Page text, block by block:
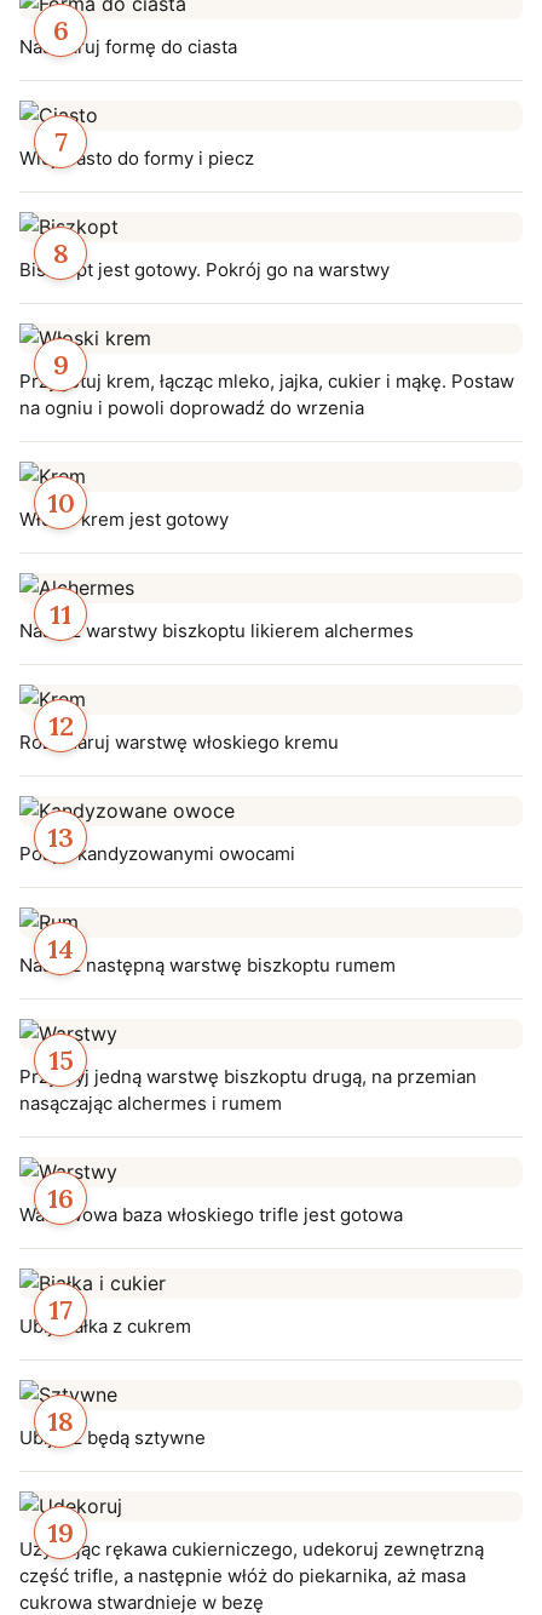
Nasmaruj formę do ciasta
Wlej ciasto do formy i piecz
Biszkopt jest gotowy. Pokrój go na warstwy
Przygotuj krem, łącząc mleko, jajka, cukier i mąkę. Postaw
na ogniu i powoli doprowadź do wrzenia
Włoski krem jest gotowy
Nasącz warstwy biszkoptu likierem alchermes
Rozsmaruj warstwę włoskiego kremu
Posyp kandyzowanymi owocami
Nasącz następną warstwę biszkoptu rumem
Przykryj jedną warstwę biszkoptu drugą, na przemian
nasączając alchermes i rumem
Warstwowa baza włoskiego trifle jest gotowa
Ubij białka z cukrem
Ubij, aż będą sztywne
Używając rękawa cukierniczego, udekoruj zewnętrzną
część trifle, a następnie włóż do piekarnika, aż masa
cukrowa stwardnieje w bezę